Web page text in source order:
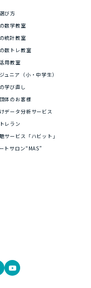
び方
数学教室
統計教室
数トレ教室
用教室
ュニア（小・中学生）
学び直し
体のお客様
データ分析サービス
レラン
サービス「ハビット」
トサロン“MAS”